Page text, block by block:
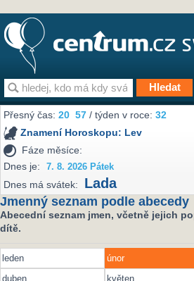
Přesný čas:20 57 / týden v roce:32
Znamení Horoskopu: Lev
Fáze měsíce:
Dnes je:
7. 8. 2026 Pátek
Dnes má svátek: Lada
Jmenný seznam podle abecedy
Abecední seznam jmen, včetně jejich
dítě.
leden únor
duben
květen